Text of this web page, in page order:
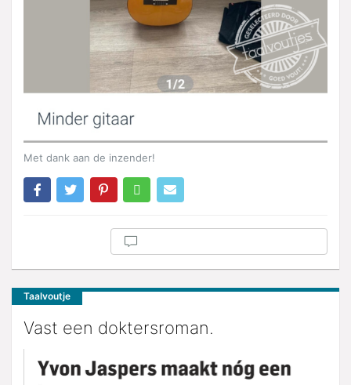
Met dank aan de inzender!
Taalvoutje
Vast een doktersroman.